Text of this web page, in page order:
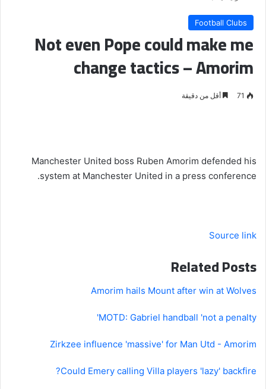
Football Clubs
Not even Pope could make me
change tactics – Amorim
71 أقل من دقيقة
Manchester United boss Ruben Amorim defended his
system at Manchester United in a press conference.
Source link
Related Posts
Amorim hails Mount after win at Wolves
MOTD: Gabriel handball 'not a penalty'
Zirkzee influence 'massive' for Man Utd - Amorim
Could Emery calling Villa players 'lazy' backfire?